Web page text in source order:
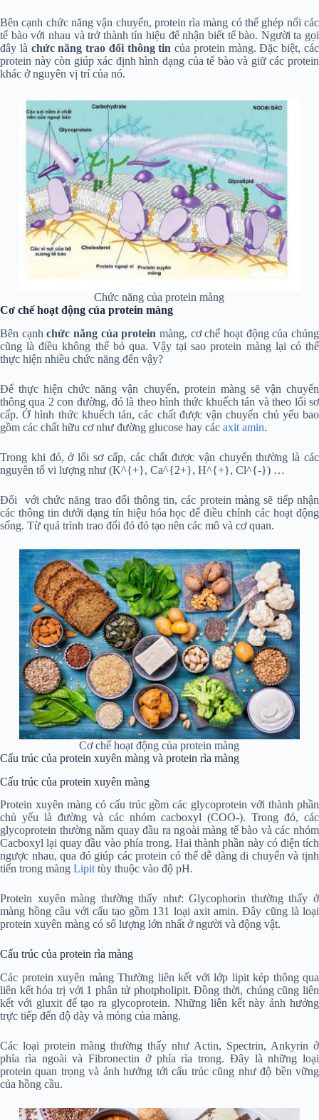
Bên cạnh chức năng vận chuyển, protein rìa màng có thể ghép nối các
tế bào với nhau và trở thành tín hiệu để nhận biết tế bào. Người ta gọi
đây là chức năng trao đổi thông tin của protein màng. Đặc biệt, các
protein này còn giúp xác định hình dạng của tế bào và giữ các protein
khác ở nguyên vị trí của nó.
Chức năng của protein màng
Cơ chế hoạt động của protein màng
Bên cạnhchức năng của protein màng, cơ chế hoạt động của chúng
cũng là điều không thể bỏ qua. Vậy tại sao protein màng lại có thể
thực hiện nhiều chức năng đến vậy?
Để thực hiện chức năng vận chuyển, protein màng sẽ vận chuyển
thông qua 2 con đường, đó là theo hình thức khuếch tán và theo lối sơ
cấp. Ở hình thức khuếch tán, các chất được vận chuyển chủ yếu bao
gồm các chất hữu cơ như đường glucose hay các axit amin.
Trong khi đó, ở lối sơ cấp, các chất được vận chuyển thường là các
nguyên tố vi lượng như (K^{+}, Ca^{2+}, H^{+}, Cl^{-}) …
Đối với chức năng trao đổi thông tin, các protein màng sẽ tiếp nhận
các thông tin dưới dạng tín hiệu hóa học để điều chỉnh các hoạt động
sống. Từ quá trình trao đổi đó đó tạo nên các mô và cơ quan.
Cơ chế hoạt động của protein màng
Cấu trúc của protein xuyên màng và protein rìa màng
Cấu trúc của protein xuyên màng
Protein xuyên màng có cấu trúc gồm các glycoprotein với thành phần
chủ yếu là đường và các nhóm cacboxyl (COO-). Trong đó, các
glycoprotein thường nằm quay đầu ra ngoài màng tế bào và các nhóm
Cacboxyl lại quay đầu vào phía trong. Hai thành phần này có điện tích
ngược nhau, qua đó giúp các protein có thể dễ dàng di chuyển và tịnh
tiến trong màng Lipit tùy thuộc vào độ pH.
Protein xuyên màng thường thấy như: Glycophorin thường thấy ở
màng hồng cầu với cấu tạo gồm 131 loại axit amin. Đây cũng là loại
protein xuyên màng có số lượng lớn nhất ở người và động vật.
Cấu trúc của protein rìa màng
Các protein xuyên màng Thường liên kết với lớp lipit kép thông qua
liên kết hóa trị với 1 phân tử photpholipit. Đồng thời, chúng cũng liên
kết với gluxit để tạo ra glycoprotein. Những liên kết này ảnh hưởng
trực tiếp đến độ dày và mỏng của màng.
Các loại protein màng thường thấy như Actin, Spectrin, Ankyrin ở
phía rìa ngoài và Fibronectin ở phía rìa trong. Đây là những loại
protein quan trọng và ảnh hưởng tới cấu trúc cũng như độ bền vững
của hồng cầu.